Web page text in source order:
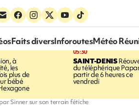
Faits diversInforoutesMétéo
à
les
plus de
bébé
05:30
SAINT-DENIS
du téléphérique
partir de 6 heures ce
vendredi
Sinner sur son terrain fétiche